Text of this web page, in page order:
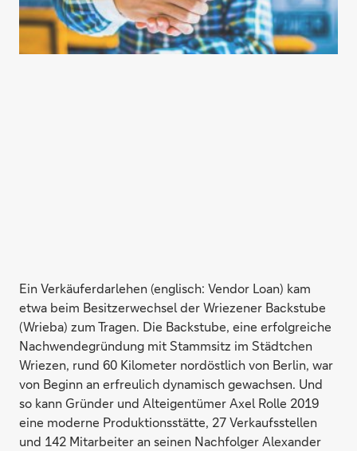
Ein Verkäuferdarlehen (englisch: Vendor Loan) kam
etwa beim Besitzerwechsel der Wriezener Backstube
(Wrieba) zum Tragen. Die Backstube, eine erfolgreiche
Nachwendegründung mit Stammsitz im Städtchen
Wriezen, rund 60 Kilometer nordöstlich von Berlin, war
von Beginn an erfreulich dynamisch gewachsen. Und
so kann Gründer und Alteigentümer Axel Rolle 2019
eine moderne Produktionsstätte, 27 Verkaufsstellen
und 142 Mitarbeiter an seinen Nachfolger Alexander